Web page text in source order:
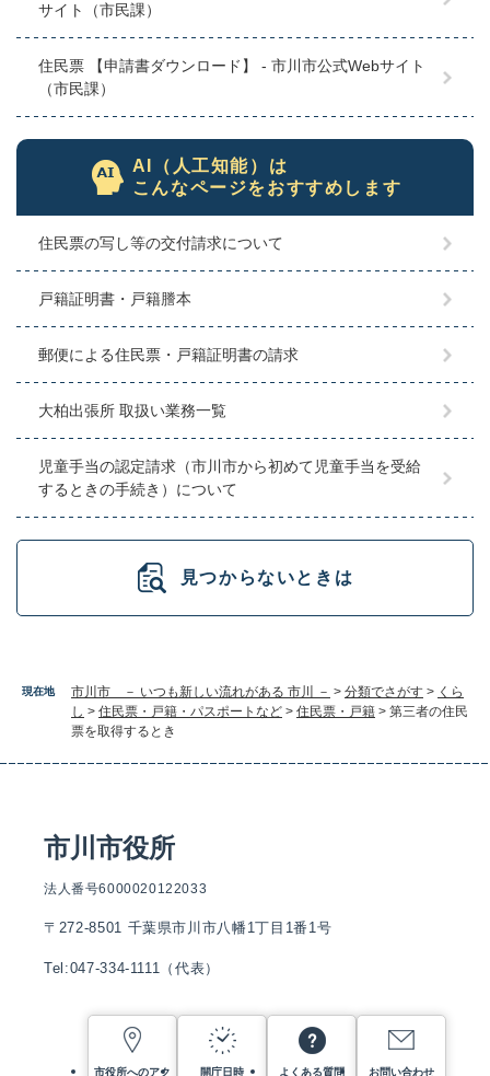
現在地 市川市 － いつも新しい流れがある 市川 － > 分類でさがす > くら
し > 住民票・戸籍・パスポートなど > 住民票・戸籍 > 第三者の住民
票を取得するとき
サイト（市民課）
住民票 【申請書ダウンロード】 - 市川市公式Webサイト
（市民課）
AI（人工知能）は
こんなページをおすすめします
住民票の写し等の交付請求について
戸籍証明書・戸籍謄本
郵便による住民票・戸籍証明書の請求
大柏出張所 取扱い業務一覧
児童手当の認定請求（市川市から初めて児童手当を受給
するときの手続き）について
見つからないときは
市川市役所
法人番号6000020122033
〒272-8501 千葉県市川市八幡1丁目1番1号
Tel:047-334-1111（代表）
市役所へのアク 開庁日時 よくある質問 お問い合わせ